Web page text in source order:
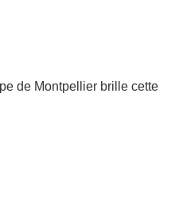
de Montpellier brille cette